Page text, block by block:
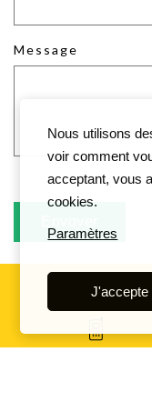
Message
Nous utilisons
voir comment
acceptant, vous
cookies.
Paramètres
J'accepte